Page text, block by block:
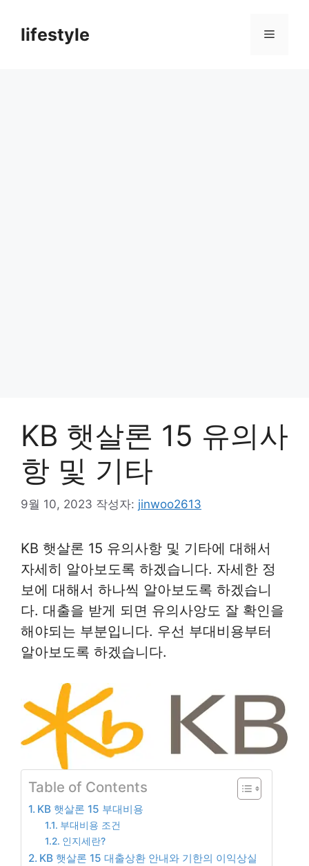
lifestyle 메
KB 햇살론 15 유의사
항 및 기타
9월 10, 2023 작성자: jinwoo2613
KB 햇살론 15 유의사항 및 기타에 대해서
자세히 알아보도록 하겠습니다. 자세한 정
보에 대해서 하나씩 알아보도록 하겠습니
다. 대출을 받게 되면 유의사앙도 잘 확인을
해야되는 부분입니다. 우선 부대비용부터
알아보도록 하겠습니다.
Table of Contents
KB 햇살론 15 부대비용
부대비용 조건
인지세란?
KB 햇살론 15 대출상환 안내와 기한의 이익상실